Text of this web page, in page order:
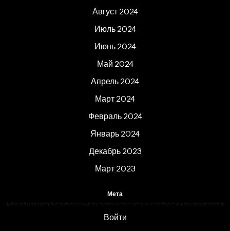
Август 2024
Июль 2024
Июнь 2024
Май 2024
Апрель 2024
Март 2024
Февраль 2024
Январь 2024
Декабрь 2023
Март 2023
Мета
Войти